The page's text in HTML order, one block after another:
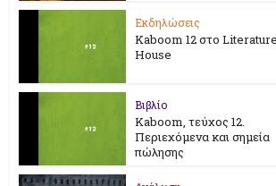
Εκδηλώσεις
Kaboom 12 στο Literature
House
Βιβλίο
Kaboom, τεύχος 12.
Περιεχόμενα και σημεία
πώλησης